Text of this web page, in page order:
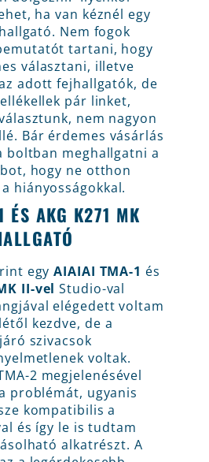
ha van kéznél egy
Nem fogok
tartani, hogy
választani, illetve
adott fejhallgatók, de
pár linket,
nem nagyon
Bár érdemes vásárlás
boltban meghallgatni a
hogy ne otthon
hiányosságokkal.
AKG K271 MK
egy AIAIAI TMA-1 és
II-vel Studio-val
elégedett voltam
kezdve, de a
szivacsok
voltak.
2 megjelenésével
problémát, ugyanis
kompatibilis a
és így le is tudtam
alkatrészt. A